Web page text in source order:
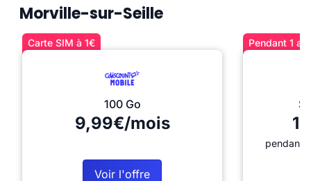
Morville-sur-Seille
Carte SIM à 1€
100 Go
9,99€/mois
Voir l'offre
Pendant 1
pendant